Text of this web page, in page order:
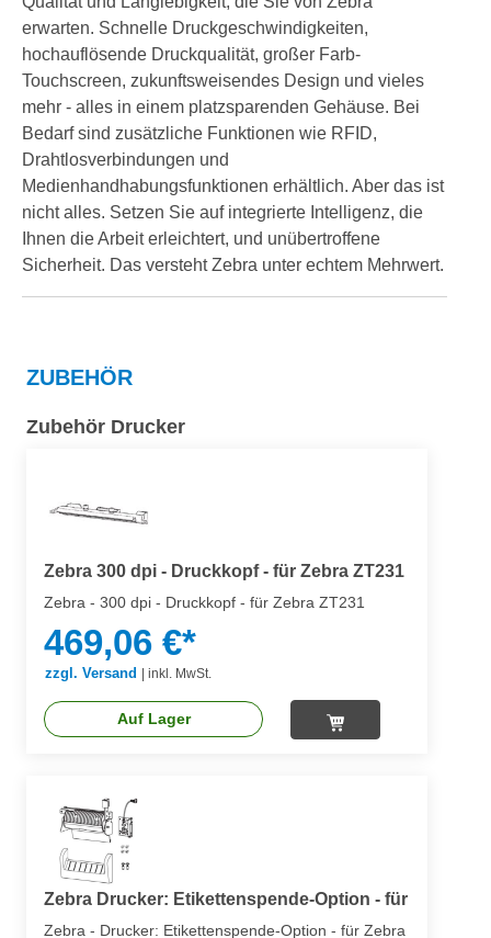
erwarten. Schnelle Druckgeschwindigkeiten,
hochauflösende Druckqualität, großer Farb-
Touchscreen, zukunftsweisendes Design und vieles
mehr - alles in einem platzsparenden Gehäuse. Bei
Bedarf sind zusätzliche Funktionen wie RFID,
Drahtlosverbindungen und
Medienhandhabungsfunktionen erhältlich. Aber das ist
nicht alles. Setzen Sie auf integrierte Intelligenz, die
Ihnen die Arbeit erleichtert, und unübertroffene
Sicherheit. Das versteht Zebra unter echtem Mehrwert.
ZUBEHÖR
Zubehör Drucker
Zebra 300 dpi - Druckkopf - für Zebra ZT231
Zebra - 300 dpi - Druckkopf - für Zebra ZT231
469,06 €*
zzgl. Versand inkl. MwSt.
Auf Lager
Zebra Drucker: Etikettenspende-Option - für
Zebra - Drucker: Etikettenspende-Option - für Zebra